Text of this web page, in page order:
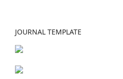
JOURNAL TEMPLATE